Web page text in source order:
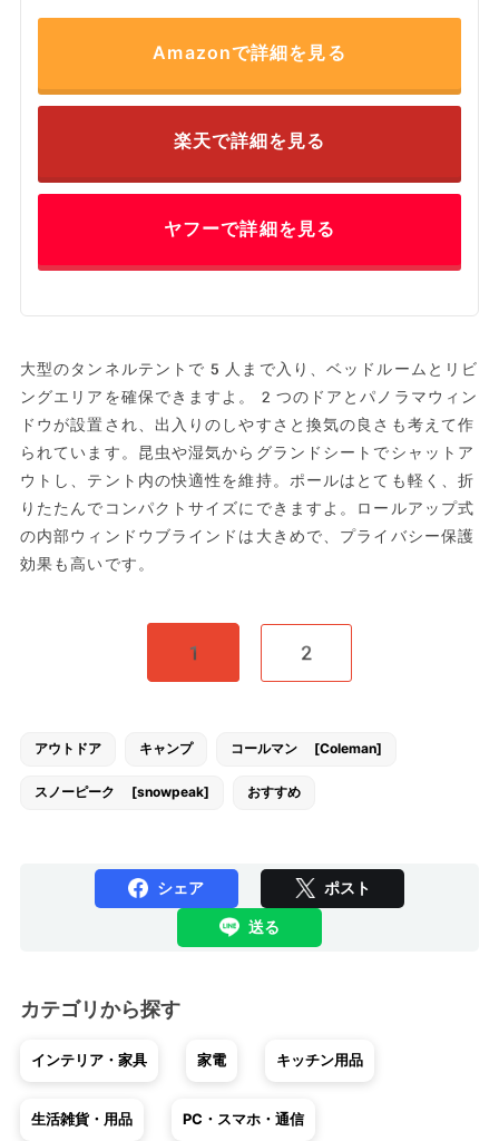
Amazonで詳細を見る
楽天で詳細を見る
ヤフーで詳細を見る
大型のタンネルテントで5人まで入り、ベッドルームとリビ
ングエリアを確保できますよ。2つのドアとパノラマウィン
ドウが設置され、出入りのしやすさと換気の良さも考えて作
られています。昆虫や湿気からグランドシートでシャットア
ウトし、テント内の快適性を維持。ポールはとても軽く、折
りたたんでコンパクトサイズにできますよ。ロールアップ式
の内部ウィンドウブラインドは大きめで、プライバシー保護
効果も高いです。
1 2
アウトドア キャンプ コールマン [Coleman]
スノーピーク [snowpeak] おすすめ
シェア ポスト
送る
カテゴリから探す
インテリア・家具 家電 キッチン用品
生活雑貨・用品 PC・スマホ・通信